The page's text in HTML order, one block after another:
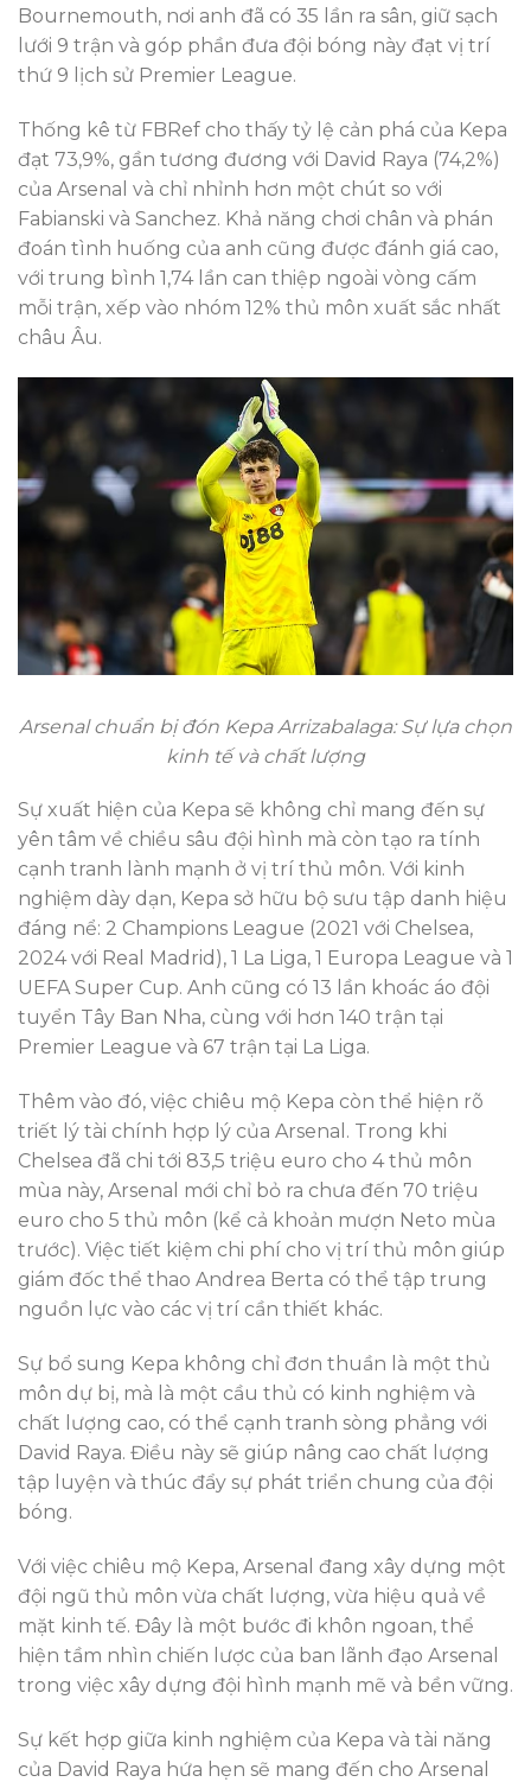
Bournemouth, nơi anh đã có 35 lần ra sân, giữ sạch
lưới 9 trận và góp phần đưa đội bóng này đạt vị trí
thứ 9 lịch sử Premier League.
Thống kê từ FBRef cho thấy tỷ lệ cản phá của Kepa
đạt 73,9%, gần tương đương với David Raya (74,2%)
của Arsenal và chỉ nhỉnh hơn một chút so với
Fabianski và Sanchez. Khả năng chơi chân và phán
đoán tình huống của anh cũng được đánh giá cao,
với trung bình 1,74 lần can thiệp ngoài vòng cấm
mỗi trận, xếp vào nhóm 12% thủ môn xuất sắc nhất
châu Âu.
Arsenal chuẩn bị đón Kepa Arrizabalaga: Sự lựa chọn
kinh tế và chất lượng
Sự xuất hiện của Kepa sẽ không chỉ mang đến sự
yên tâm về chiều sâu đội hình mà còn tạo ra tính
cạnh tranh lành mạnh ở vị trí thủ môn. Với kinh
nghiệm dày dạn, Kepa sở hữu bộ sưu tập danh hiệu
đáng nể: 2 Champions League (2021 với Chelsea,
2024 với Real Madrid), 1 La Liga, 1 Europa League và 1
UEFA Super Cup. Anh cũng có 13 lần khoác áo đội
tuyển Tây Ban Nha, cùng với hơn 140 trận tại
Premier League và 67 trận tại La Liga.
Thêm vào đó, việc chiêu mộ Kepa còn thể hiện rõ
triết lý tài chính hợp lý của Arsenal. Trong khi
Chelsea đã chi tới 83,5 triệu euro cho 4 thủ môn
mùa này, Arsenal mới chỉ bỏ ra chưa đến 70 triệu
euro cho 5 thủ môn (kể cả khoản mượn Neto mùa
trước). Việc tiết kiệm chi phí cho vị trí thủ môn giúp
giám đốc thể thao Andrea Berta có thể tập trung
nguồn lực vào các vị trí cần thiết khác.
Sự bổ sung Kepa không chỉ đơn thuần là một thủ
môn dự bị, mà là một cầu thủ có kinh nghiệm và
chất lượng cao, có thể cạnh tranh sòng phẳng với
David Raya. Điều này sẽ giúp nâng cao chất lượng
tập luyện và thúc đẩy sự phát triển chung của đội
bóng.
Với việc chiêu mộ Kepa, Arsenal đang xây dựng một
đội ngũ thủ môn vừa chất lượng, vừa hiệu quả về
mặt kinh tế. Đây là một bước đi khôn ngoan, thể
hiện tầm nhìn chiến lược của ban lãnh đạo Arsenal
trong việc xây dựng đội hình mạnh mẽ và bền vững.
Sự kết hợp giữa kinh nghiệm của Kepa và tài năng
của David Raya hứa hẹn sẽ mang đến cho Arsenal